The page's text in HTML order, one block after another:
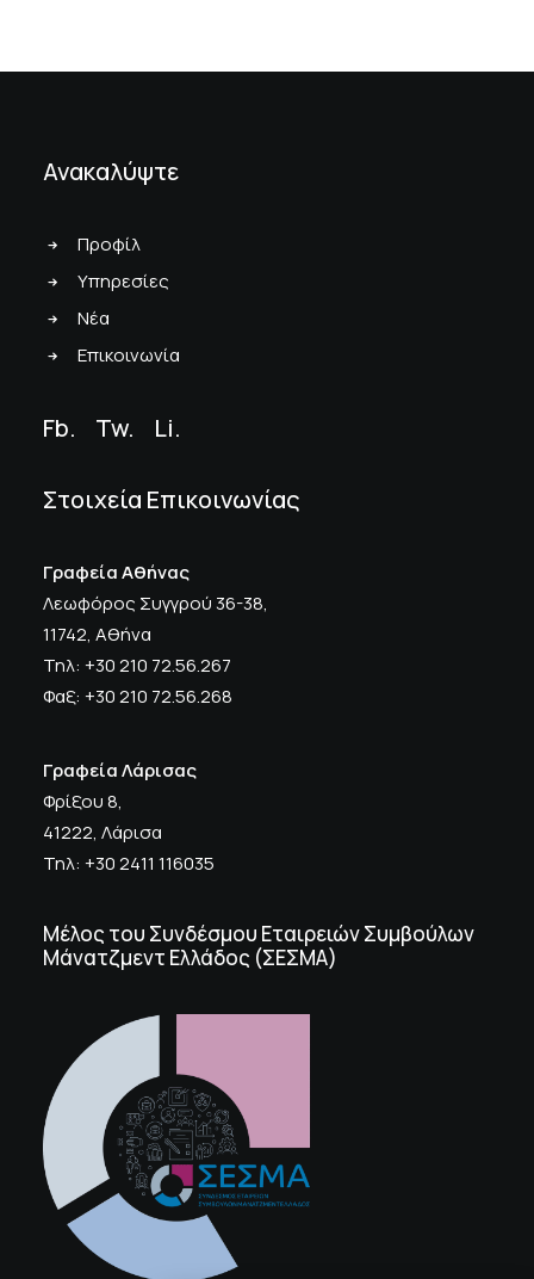
Fb. Tw. Li.
Ανακαλύψτε
Προφίλ
Υπηρεσίες
Νέα
Επικοινωνία
Στοιχεία Επικοινωνίας
Γραφεία Αθήνας
Λεωφόρος Συγγρού 36-38,
11742, Αθήνα
Τηλ: +30 210 72.56.267
Φαξ: +30 210 72.56.268
Γραφεία Λάρισας
Φρίξου 8,
41222, Λάρισα
Τηλ: +30 2411 116035
Μέλος του Συνδέσμου Εταιρειών Συμβούλων
Μάνατζμεντ Ελλάδος (ΣΕΣΜΑ)